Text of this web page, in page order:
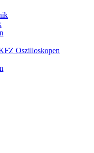
Oszilloskopen